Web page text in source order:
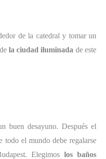
de la catedral y tomar un
la ciudad iluminada de este
buen desayuno. Después el
todo el mundo debe regalarse
Elegimos los baños